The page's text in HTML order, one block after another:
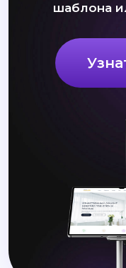
шаблона